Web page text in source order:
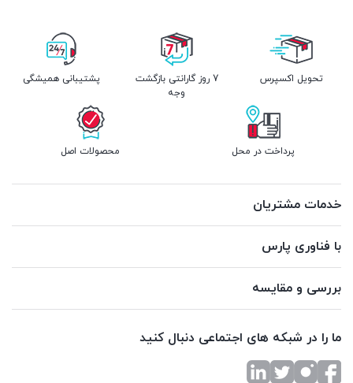
تحویل اکسپرس
7 روز گارانتی بازگشت
وجه
پشتیبانی همیشگی
پرداخت در محل محصولات اصل
خدمات مشتریان
با فناوری پارس
بررسی و مقایسه
ما را در شبکه های اجتماعی دنبال کنید